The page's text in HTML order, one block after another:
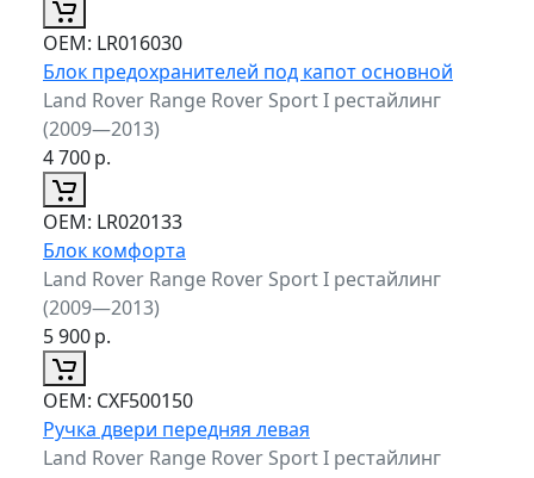
ОЕМ: LR016030
Блок предохранителей под капот основной
Land Rover Range Rover Sport I рестайлинг
(2009—2013)
4 700р.
ОЕМ: LR020133
Блок комфорта
Land Rover Range Rover Sport I рестайлинг
(2009—2013)
5 900р.
ОЕМ: CXF500150
Ручка двери передняя левая
Land Rover Range Rover Sport I рестайлинг